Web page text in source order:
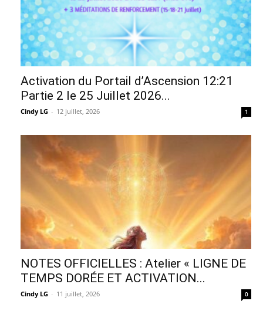
Activation du Portail d’Ascension 12:21
Partie 2 le 25 Juillet 2026...
Cindy LG - 12 juillet, 2026 1
NOTES OFFICIELLES : Atelier « LIGNE DE
TEMPS DORÉE ET ACTIVATION...
Cindy LG - 11 juillet, 2026 0